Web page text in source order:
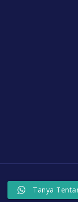
PKBMTanya